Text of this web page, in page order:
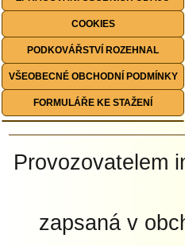
COOKIES
PODKOVÁŘSTVÍ ROZEHNAL
VŠEOBECNÉ OBCHODNÍ PODMÍNKY
FORMULÁŘE KE STAŽENÍ
Provozovatelem
zapsaná v